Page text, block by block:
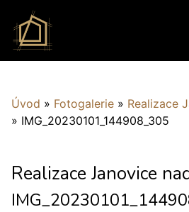
Úvod » Fotogalerie » Realizace
» IMG_20230101_144908_305
Realizace Janovice